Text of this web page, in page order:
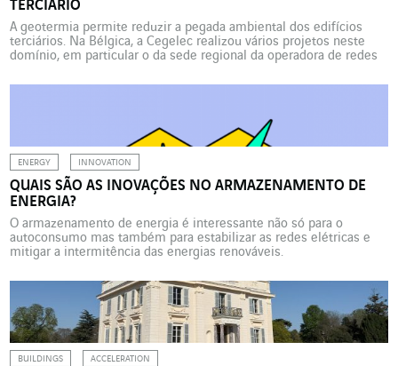
TERCIÁRIO
A geotermia permite reduzir a pegada ambiental dos edifícios
terciários. Na Bélgica, a Cegelec realizou vários projetos neste
domínio, em particular o da sede regional da operadora de redes
edifícios históricos do parque de Bagatelle beneficiam de um
ENERGY INNOVATION
QUAIS SÃO AS INOVAÇÕES NO ARMAZENAMENTO DE
ENERGIA?
O armazenamento de energia é interessante não só para o
autoconsumo mas também para estabilizar as redes elétricas e
mitigar a intermitência das energias renováveis.
BUILDINGS ACCELERATION